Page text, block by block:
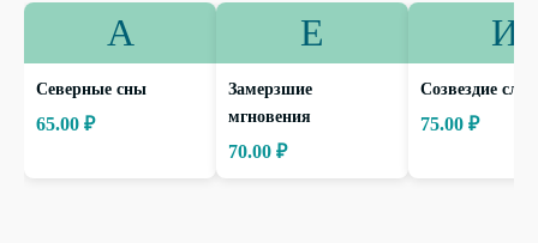
А
Северные сны
65.00 ₽
Е
Замерзшие
мгновения
70.00 ₽
И
Созвездие слов
75.00 ₽